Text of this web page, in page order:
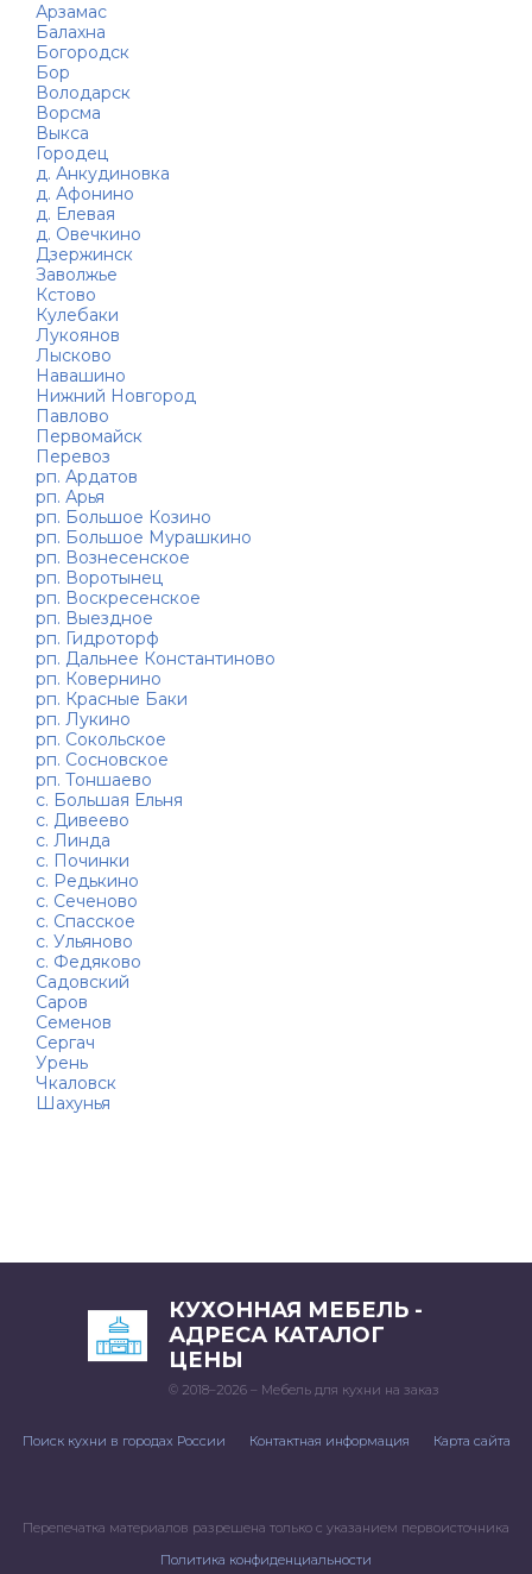
Арзамас
Балахна
Богородск
Бор
Володарск
Ворсма
Выкса
Городец
д. Анкудиновка
д. Афонино
д. Елевая
д. Овечкино
Дзержинск
Заволжье
Кстово
Кулебаки
Лукоянов
Лысково
Навашино
Нижний Новгород
Павлово
Первомайск
Перевоз
рп. Ардатов
рп. Арья
рп. Большое Козино
рп. Большое Мурашкино
рп. Вознесенское
рп. Воротынец
рп. Воскресенское
рп. Выездное
рп. Гидроторф
рп. Дальнее Константиново
рп. Ковернино
рп. Красные Баки
рп. Лукино
рп. Сокольское
рп. Сосновское
рп. Тоншаево
с. Большая Ельня
с. Дивеево
с. Линда
с. Починки
с. Редькино
с. Сеченово
с. Спасское
с. Ульяново
с. Федяково
Садовский
Саров
Семенов
Сергач
Урень
Чкаловск
Шахунья
КУХОННАЯ МЕБЕЛЬ -
АДРЕСА КАТАЛОГ
ЦЕНЫ
© 2018–2026 – Мебель для кухни на заказ
Поиск кухни в городах России Контактная информация Карта сайта
Перепечатка материалов разрешена только с указанием первоисточника
Политика конфиденциальности